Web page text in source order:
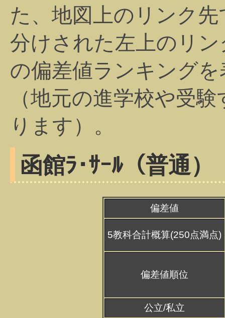
た、地図上のリンク
分けされた左上のリ
の偏差値ランキング
（地元の進学校や受
ります）。
函館ﾗ･ｻｰﾙ（普通）
偏差値
5教科合計概算(250点満点)
偏差値順位
公立/私立